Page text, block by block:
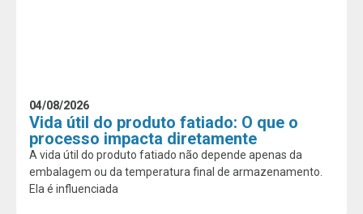
04/08/2026
Vida útil do produto fatiado: O que o
processo impacta diretamente
A vida útil do produto fatiado não depende apenas da
embalagem ou da temperatura final de armazenamento.
Ela é influenciada